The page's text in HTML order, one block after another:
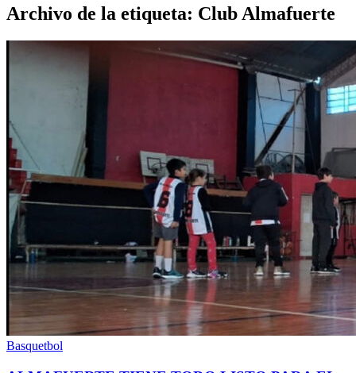
Archivo de la etiqueta: Club Almafuerte
Basquetbol